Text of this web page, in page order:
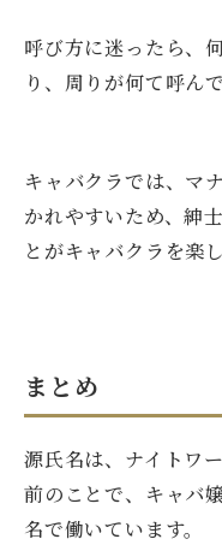
呼び方に迷ったら、
り、周りが何て呼ん
キャバクラでは、マ
かれやすいため、紳
とがキャバクラを楽
まとめ
源氏名は、ナイトワ
前のことで、キャバ
名で働いています。